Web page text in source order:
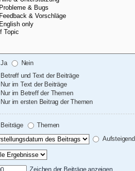
Ja
Nein
Betreff und Text der Beiträge
Nur im Text der Beiträge
Nur im Betreff der Themen
Nur im ersten Beitrag der Themen
Beiträge
Themen
Aufsteigend
Zeichen der Beiträge anzeigen